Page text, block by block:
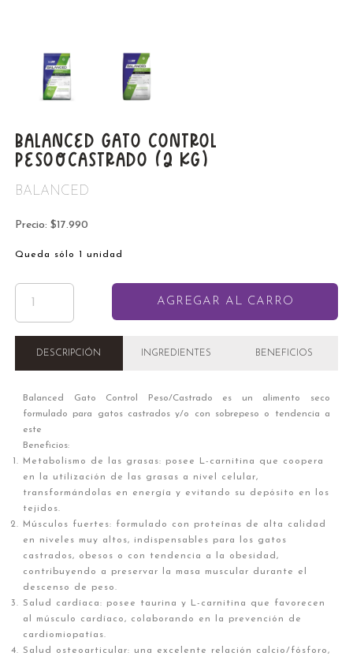
BALANCED GATO CONTROL
PESO/CASTRADO (2 KG)
BALANCED
Precio: $17.990
Queda sólo 1 unidad
AGREGAR AL CARRO
DESCRIPCIÓN INGREDIENTES BENEFICIOS
Balanced Gato Control Peso/Castrado es un alimento seco
formulado para gatos castrados y/o con sobrepeso o tendencia a
este
Beneficios:
Metabolismo de las grasas: posee L-carnitina que coopera
en la utilización de las grasas a nivel celular,
transformándolas en energía y evitando su depósito en los
tejidos.
Músculos fuertes: formulado con proteínas de alta calidad
en niveles muy altos, indispensables para los gatos
castrados, obesos o con tendencia a la obesidad,
contribuyendo a preservar la masa muscular durante el
descenso de peso.
Salud cardíaca: posee taurina y L-carnitina que favorecen
al músculo cardíaco, colaborando en la prevención de
cardiomiopatías.
Salud osteoarticular: una excelente relación calcio/fósforo,